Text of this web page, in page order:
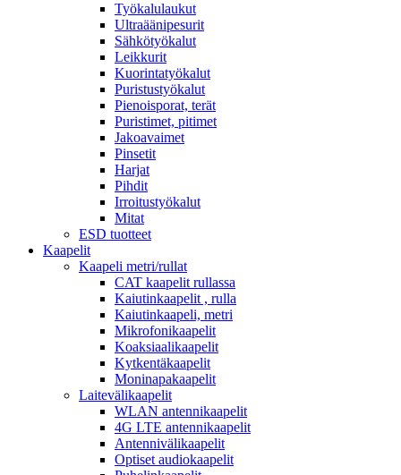
Työkalulaukut
Ultraäänipesurit
Sähkötyökalut
Leikkurit
Kuorintatyökalut
Puristustyökalut
Pienoisporat, terät
Puristimet, pitimet
Jakoavaimet
Pinsetit
Harjat
Pihdit
Irroitustyökalut
Mitat
ESD tuotteet
Kaapelit
Kaapeli metri/rullat
CAT kaapelit rullassa
Kaiutinkaapelit , rulla
Kaiutinkaapeli, metri
Mikrofonikaapelit
Koaksiaalikaapelit
Kytkentäkaapelit
Moninapakaapelit
Laitevälikaapelit
WLAN antennikaapelit
4G LTE antennikaapelit
Antennivälikaapelit
Optiset audiokaapelit